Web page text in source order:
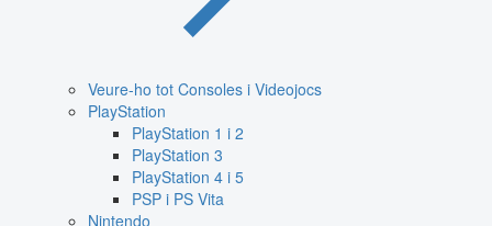
Veure-ho tot Consoles i Videojocs
PlayStation
PlayStation 1 i 2
PlayStation 3
PlayStation 4 i 5
PSP i PS Vita
Nintendo